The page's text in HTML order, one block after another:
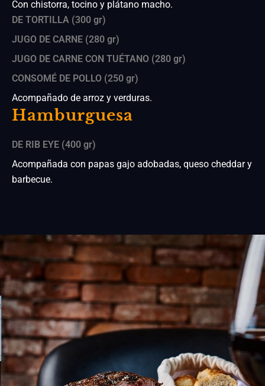
Con chistorra, tocino y plátano macho.
DE TORTILLA (300 gr)
JUGO DE CARNE (280 gr)
JUGO DE CARNE CON TUÉTANO (280 gr)
CONSOMÉ DE POLLO (250 gr)
Acompañado de arroz y verduras.
Hamburguesa
DE RIB EYE (400 gr)
Acompañada con papas gajo adobadas, queso cheddar y
barbecue.